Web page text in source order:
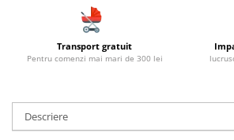
Role, patine cu rotile
Transport gratuit
Pentru comenzi mai mari de 300 lei
Descriere